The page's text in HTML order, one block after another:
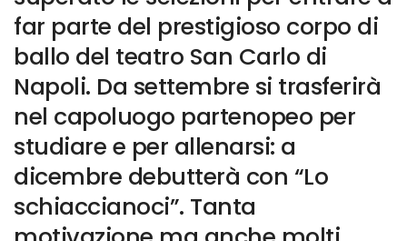
far parte del prestigioso corpo di
ballo del teatro San Carlo di
Napoli. Da settembre si trasferirà
nel capoluogo partenopeo per
studiare e per allenarsi: a
dicembre debutterà con “Lo
schiaccianoci”. Tanta